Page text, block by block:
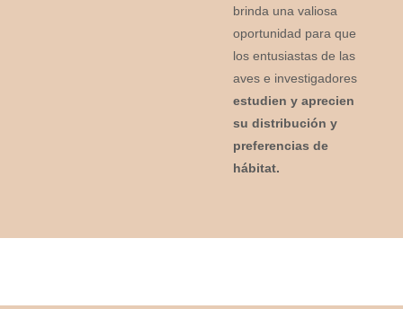
brinda una valiosa
oportunidad para que
los entusiastas de las
aves e investigadores
estudien y aprecien
su distribución y
preferencias de
hábitat.